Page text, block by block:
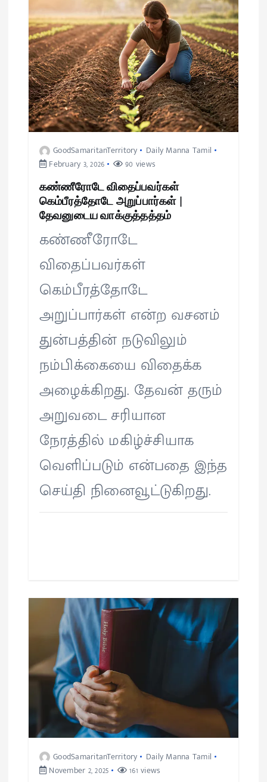
GoodSamaritanTerritory
Daily Manna Tamil
February 3, 2026
90 views
கண்ணீரோடே விதைப்பவர்கள்
கெம்பீரத்தோடே அறுப்பார்கள் |
தேவனுடைய வாக்குத்தத்தம்
கண்ணீரோடே
விதைப்பவர்கள்
கெம்பீரத்தோடே
அறுப்பார்கள் என்ற வசனம்
துன்பத்தின் நடுவிலும்
நம்பிக்கையை விதைக்க
அழைக்கிறது. தேவன் தரும்
அறுவடை சரியான
நேரத்தில் மகிழ்ச்சியாக
வெளிப்படும் என்பதை இந்த
செய்தி நினைவூட்டுகிறது.
GoodSamaritanTerritory
Daily Manna Tamil
November 2, 2025
161 views